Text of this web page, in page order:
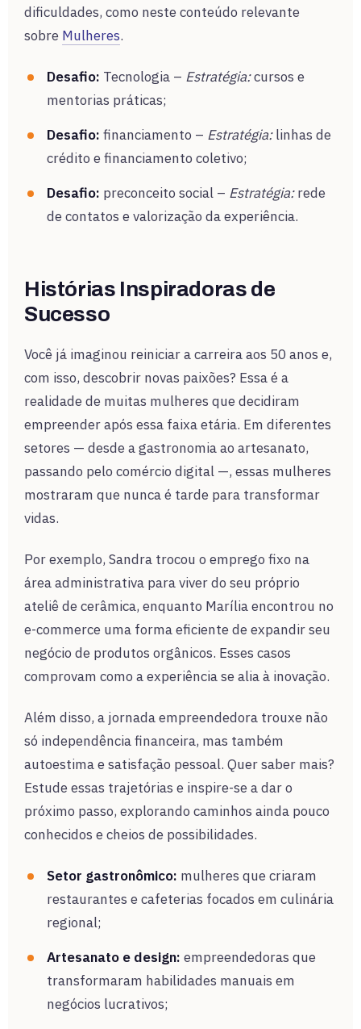
dificuldades, como neste conteúdo relevante
sobre Mulheres.
Desafio: Tecnologia – Estratégia:cursos e
mentorias práticas;
Desafio: financiamento – Estratégia:linhas de
crédito e financiamento coletivo;
Desafio: preconceito social – Estratégia:rede
de contatos e valorização da experiência.
Histórias Inspiradoras de
Sucesso
Você já imaginou reiniciar a carreira aos 50 anos e,
com isso, descobrir novas paixões? Essa é a
realidade de muitas mulheres que decidiram
empreender após essa faixa etária. Em diferentes
setores — desde a gastronomia ao artesanato,
passando pelo comércio digital —, essas mulheres
mostraram que nunca é tarde para transformar
vidas.
Por exemplo, Sandra trocou o emprego fixo na
área administrativa para viver do seu próprio
ateliê de cerâmica, enquanto Marília encontrou no
e-commerce uma forma eficiente de expandir seu
negócio de produtos orgânicos. Esses casos
comprovam como a experiência se alia à inovação.
Além disso, a jornada empreendedora trouxe não
só independência financeira, mas também
autoestima e satisfação pessoal. Quer saber mais?
Estude essas trajetórias e inspire-se a dar o
próximo passo, explorando caminhos ainda pouco
conhecidos e cheios de possibilidades.
Setor gastronômico: mulheres que criaram
restaurantes e cafeterias focados em culinária
regional;
Artesanato e design: empreendedoras que
transformaram habilidades manuais em
negócios lucrativos;